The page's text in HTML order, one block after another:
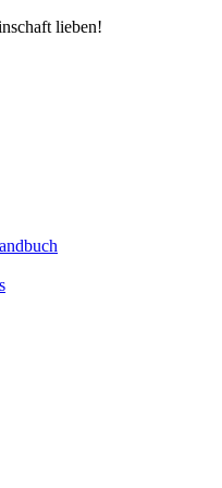
lieben!